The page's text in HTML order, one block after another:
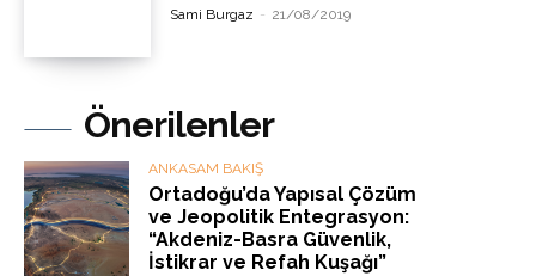
Sami Burgaz - 21/08/2019
Önerilenler
ANKASAM BAKIŞ
Ortadoğu’da Yapısal Çözüm
ve Jeopolitik Entegrasyon:
“Akdeniz-Basra Güvenlik,
İstikrar ve Refah Kuşağı”